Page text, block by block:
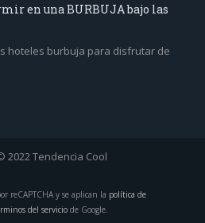
en una BURBUJA bajo las
hoteles burbuja para disfrutar de
2022 Tendencia Cool
reCAPTCHA y se aplican la política de
del serviciode Google.